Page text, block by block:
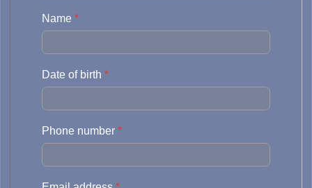
Name *
Date of birth *
Phone number *